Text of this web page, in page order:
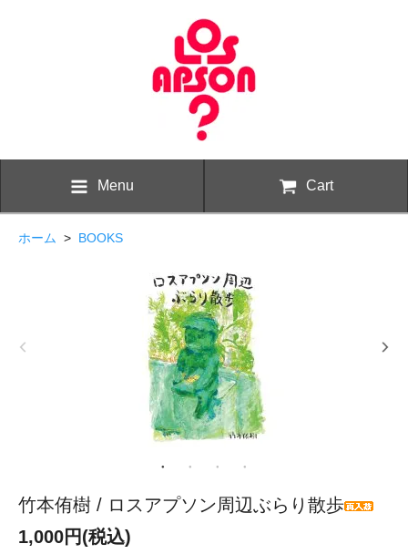
Menu Cart
ホーム > BOOKS
竹本侑樹 / ロスアプソン周辺ぶらり散歩
1,000円(税込)